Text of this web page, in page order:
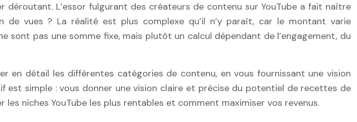
vues ? La réalité est plus complexe qu’il n’y paraît, car le montant varie
pas une somme fixe, mais plutôt un calcul dépendant de l’engagement, du
en détail les différentes catégories de contenu, en vous fournissant une vision
est simple : vous donner une vision claire et précise du potentiel de recettes de
niches YouTube les plus rentables et comment maximiser vos revenus.